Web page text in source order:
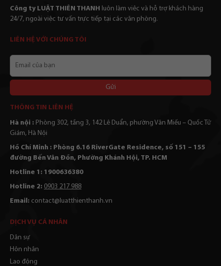
Công ty LUẬT THIÊN THANH
luôn làm viêc và hỗ trợ khách hàng
24/7, ngoài việc tư vấn trực tiếp tại các văn phòng.
LIÊN HỆ VỚI CHÚNG TÔI
bạn
THÔNG TIN LIÊN HỆ
Hà nội : Phòng 302, tầng 3, 142 Lê Duẩn, phường Văn Miếu – Quốc Tử
Giám, Hà Nội
Hồ Chí Minh : Phòng 6.16 RiverGate Residence, số 151 – 155
đường Bến Vân Đồn, Phường Khánh Hội, TP. HCM
Hotline 1: 1900636380
Hotline 2: 0903 217 988
Email: contact@luatthienthanh.vn
DỊCH VỤ CÁ NHÂN
Dân sự
Hôn nhân
Lao động